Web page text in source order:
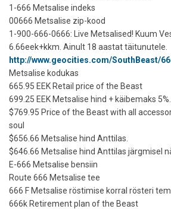
1-666 Metsalise indeks
00666 Metsalise zip-kood
1-900-666-0666: Live Metsalised! Kuum
6.66eek+kkm. Ainult 18 aastat täitunutele.
http://www.geocities.com/SouthBeast/
Metsalise kodukas
665.95 EEK Retail price of the Beast
699.25 EEK Metsalise hind + käibemaks 5%.
$769.95 Price of the Beast with all
soul
$656.66 Metsalise hind Anttilas.
$646.66 Metsalise hind Anttilas järgmisel
E-666 Metsalise bensiin
Route 666 Metsalise tee
666 F Metsalise röstimise korral rösteri
666k Retirement plan of the Beast